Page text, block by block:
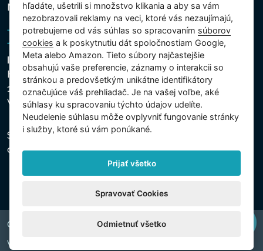
Nastavenie cookies
Intex Trading, s.r.o.
Hradecká 2526/3
130 00 Praha 3
Vinohrady - Česká republika
Spoločnosť je zapísaná na Mestskom súde v Prahe,
oddiel C, vložka 74759, IČO 26150808, DIČ CZ26150808.
Copyright © 2026 INTEX TRADING s.r.o. All rights reserved.
Web by
hľadáte, ušetrili si množstvo klikania a aby sa vám
nezobrazovali reklamy na veci, ktoré vás nezaujímajú,
potrebujeme od vás súhlas so spracovaním súborov
cookies a k poskytnutiu dát spoločnostiam Google,
Meta alebo Amazon. Tieto súbory najčastejšie
obsahujú vaše preferencie, záznamy o interakcii so
stránkou a predovšetkým unikátne identifikátory
označujúce váš prehliadač. Je na vašej voľbe, aké
súhlasy ku spracovaniu týchto údajov udelíte.
Neudelenie súhlasu mȏže ovplyvniť fungovanie stránky
i služby, ktoré sú vám ponúkané.
Prijať všetko
Spravovať Cookies
Odmietnuť všetko